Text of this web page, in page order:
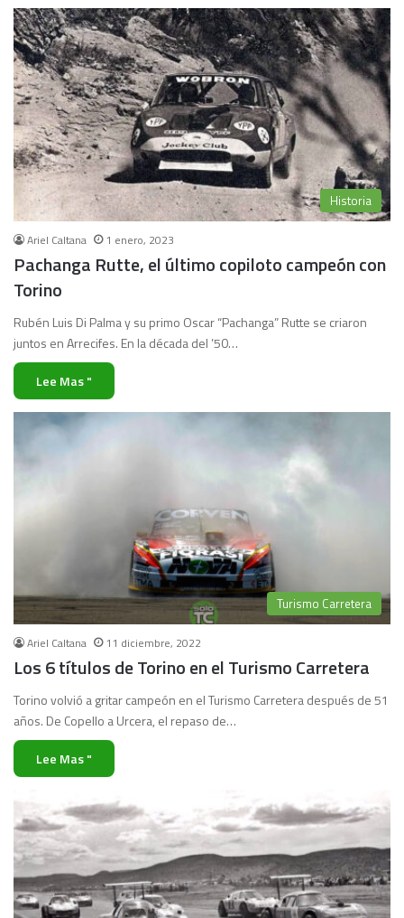
Historia
Ariel Caltana 1 enero, 2023
Pachanga Rutte, el último copiloto campeón con
Torino
Rubén Luis Di Palma y su primo Oscar “Pachanga” Rutte se criaron
juntos en Arrecifes. En la década del ’50…
Lee Mas "
Turismo Carretera
Ariel Caltana 11 diciembre, 2022
Los 6 títulos de Torino en el Turismo Carretera
Torino volvió a gritar campeón en el Turismo Carretera después de 51
años. De Copello a Urcera, el repaso de…
Lee Mas "